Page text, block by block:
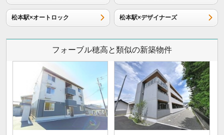
松本駅×オートロック 松本駅×デザイナーズ
フォーブル穂高と類似の新築物件